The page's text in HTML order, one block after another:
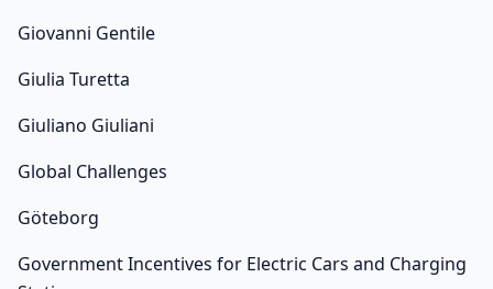
Giovanni Gentile
Giulia Turetta
Giuliano Giuliani
Global Challenges
Göteborg
Government Incentives for Electric Cars and Charging